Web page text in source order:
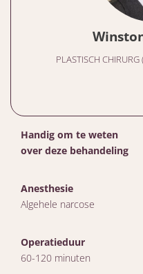
PLASTISCH CHIRURG
Handig om te weten
over deze behandeling
Anesthesie
Algehele narcose
Operatieduur
60-120 minuten